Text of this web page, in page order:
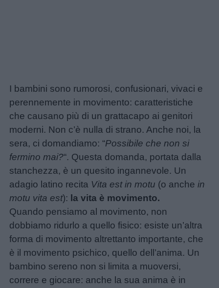
I bambini sono rumorosi, confusionari, vivaci e
perennemente in movimento: caratteristiche
che causano più di un grattacapo ai genitori
moderni. Non c’è nulla di strano. Anche noi, la
sera, ci domandiamo: “Possibile che non si
fermino mai?“. Questa domanda, portata dalla
stanchezza, è un quesito ingannevole. Un
adagio latino recita Vita est in motu (o anchein
motu vita est): la vita è movimento.
Quando pensiamo al movimento, non
dobbiamo ridurlo a quello fisico: esiste un’altra
forma di movimento altrettanto importante, che
è il movimento psichico, quello dell’anima. Un
bambino sereno non si limita a muoversi,
correre e giocare: anche la sua anima è in